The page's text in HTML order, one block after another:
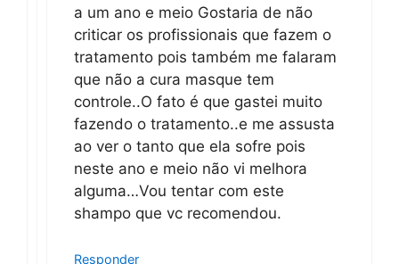
a um ano e meio Gostaria de não
criticar os profissionais que fazem o
tratamento pois também me falaram
que não a cura masque tem
controle..O fato é que gastei muito
fazendo o tratamento..e me assusta
ao ver o tanto que ela sofre pois
neste ano e meio não vi melhora
alguma…Vou tentar com este
shampo que vc recomendou.
Responder